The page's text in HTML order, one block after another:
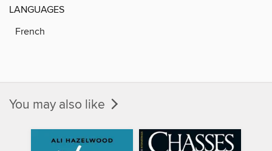
LANGUAGES
French
You may also like